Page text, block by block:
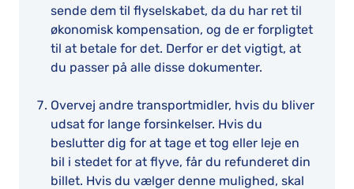
sende dem til flyselskabet, da du har ret til
økonomisk kompensation, og de er forpligtet
til at betale for det. Derfor er det vigtigt, at
du passer på alle disse dokumenter.
Overvej andre transportmidler, hvis du bliver
udsat for lange forsinkelser. Hvis du
beslutter dig for at tage et tog eller leje en
bil i stedet for at flyve, får du refunderet din
billet. Hvis du vælger denne mulighed, skal